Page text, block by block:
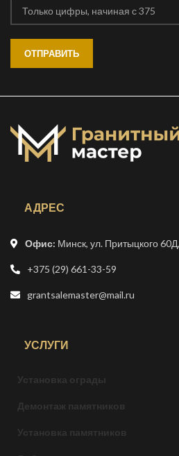
АДРЕС
Офис: Минск, ул. Притыцкого
+375 (29) 661-33-59
grantsalemaster@mail.ru
УСЛУГИ
Установка ограды
Демонтаж памятников
Установка памятников